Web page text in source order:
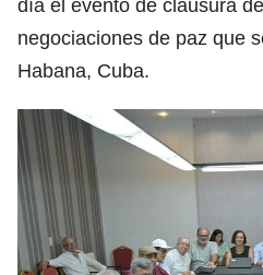
día el evento de clausura
negociaciones de paz que
Habana, Cuba.